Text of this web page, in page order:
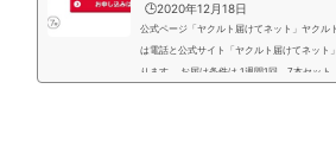
🕒️2020年12月18日
公式ページ「ヤクルト届けてネット」ヤクル
は電話と公式サイト「ヤクルト届けてネット
ります。 お届け条件は 1週間1回 7本セッ